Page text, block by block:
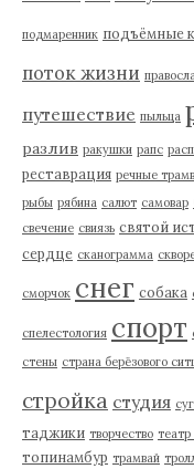
подмаренник подъёмные
поток жизни
путешествие пыльца
разлив ракушки рапс
реставрация речные
рыбы рябина салют самовар
свечение свиязь святой
сердце сканограмма
сморчок снег собака
спелестология спорт
стены страна берёзового
стройка студия
таджики творчество театр
топинамбур трамвай